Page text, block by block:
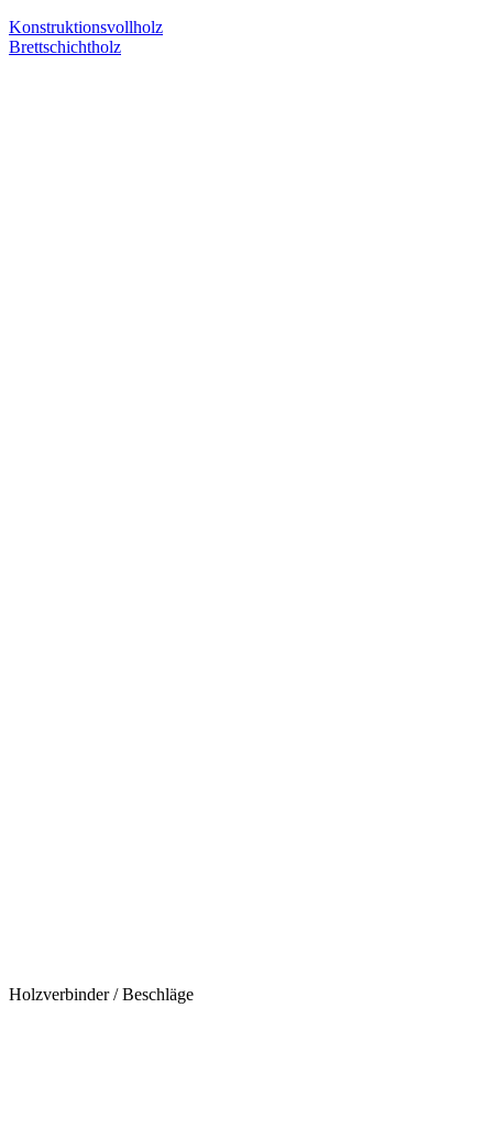
Konstruktionsvollholz
Brettschichtholz
Holzverbinder / Beschläge